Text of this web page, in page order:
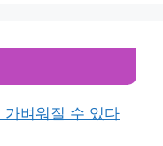
가벼워질 수 있다